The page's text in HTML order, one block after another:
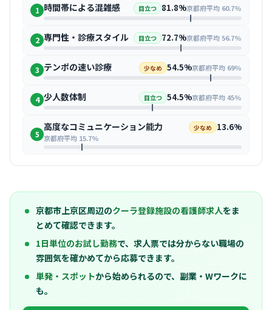
1 時間帯による混雑感 目立つ 81.8%京都府平均 60.7%
2 専門性・診療スタイル 目立つ 72.7%京都府平均 56.7%
3 テンポの速い診療 少なめ 54.5%京都府平均 69%
4 少人数体制 目立つ 54.5%京都府平均 45%
5
高度なコミュニケーション能力 少なめ 13.6%
京都府平均 15.7%
京都市上京区周辺のクーラ登録施設の看護師求人をま
とめて確認できます。
1日単位のお試し勤務で、求人票では分からない職場の
雰囲気を確かめてから応募できます。
単発・スポットから始められるので、副業・Wワークに
も。